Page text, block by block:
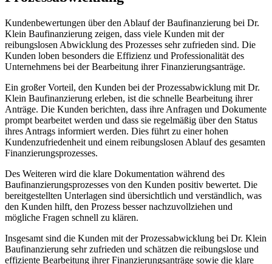
Kundenbewertungen über den Ablauf der Baufinanzierung bei Dr.
Klein Baufinanzierung zeigen, dass viele Kunden mit der
reibungslosen Abwicklung des Prozesses sehr zufrieden sind. Die
Kunden loben besonders die Effizienz und Professionalität des
Unternehmens bei der Bearbeitung ihrer Finanzierungsanträge.
Ein großer Vorteil, den Kunden bei der Prozessabwicklung mit Dr.
Klein Baufinanzierung erleben, ist die schnelle Bearbeitung ihrer
Anträge. Die Kunden berichten, dass ihre Anfragen und Dokumente
prompt bearbeitet werden und dass sie regelmäßig über den Status
ihres Antrags informiert werden. Dies führt zu einer hohen
Kundenzufriedenheit und einem reibungslosen Ablauf des gesamten
Finanzierungsprozesses.
Des Weiteren wird die klare Dokumentation während des
Baufinanzierungsprozesses von den Kunden positiv bewertet. Die
bereitgestellten Unterlagen sind übersichtlich und verständlich, was
den Kunden hilft, den Prozess besser nachzuvollziehen und
mögliche Fragen schnell zu klären.
Insgesamt sind die Kunden mit der Prozessabwicklung bei Dr. Klein
Baufinanzierung sehr zufrieden und schätzen die reibungslose und
effiziente Bearbeitung ihrer Finanzierungsanträge sowie die klare